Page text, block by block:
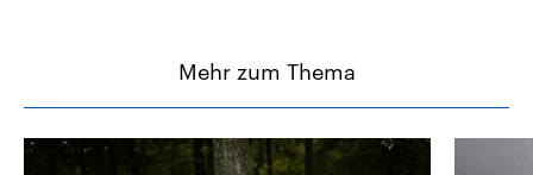
Mehr zum Thema